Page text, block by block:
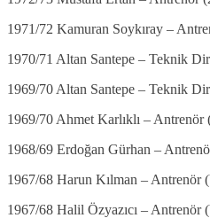
1971/72 Kamuran Soykıray –
1970/71 Altan Santepe – Teknik
1969/70 Altan Santepe – Teknik
1969/70 Ahmet Karlıklı –
1968/69 Erdoğan Gürhan –
1967/68 Harun Kılman – Antrenör
1967/68 Halil Özyazıcı – Antrenör